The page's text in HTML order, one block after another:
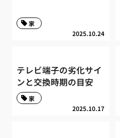
2025.10.24
家
テレビ端子の劣化サイ
ンと交換時期の目安
2025.10.17
家